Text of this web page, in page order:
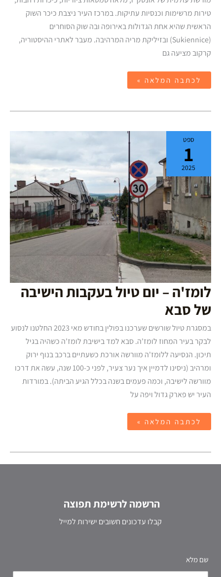
טירות מרשימות וכנסיות עתיקות. במרכז העיר ניצבת כיכר השוק
הראשית שהיא אחת הגדולות באירופה ובה שוק הסוחרים
(Sukiennice) ובזיליקת מריה המרהיבה. מעבר לאתרי ההיסטוריה,
קרקוב מציעה גם
לכתבה המלאה »
ספט
1
2025
לומז'ה – יום טיול בעקבות הישיבה
של סבא
במסגרת טיול שורשים שערכנו בפולין בחודש מאי 2023 החלטנו לנסוע
לבקר בעיר המחוז לומז'ה. סבא למד בישיבת לומז'ה כשהיה בגיל
תיכון. הנסיעה ללומז'ה מוורשה אורכת כשעתיים ברכב בנוף ירוק
ומרהיב (ניסינו לדמיין איך נער צעיר, לפני כ-100 שנה, עשה את דרכו
מוורשה לישיבה, וכמה פעמים בשנה בכלל הגיע הביתה). במורדות
העיר יש פארק גדול ויפה על
יום
טיול
בעקבות
הישיבה
של
סבא
לכתבה המלאה »
הרשמה לרשימת תפוצה
קבלו עדכונים חשובים ישירות למייל
שם מלא